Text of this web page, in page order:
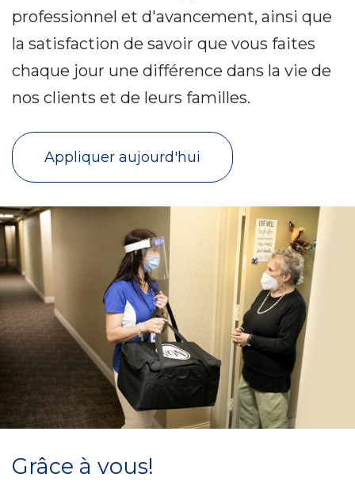
professionnel et d'avancement, ainsi que
la satisfaction de savoir que vous faites
chaque jour une différence dans la vie de
nos clients et de leurs familles.
Appliquer aujourd'hui
Grâce à vous!